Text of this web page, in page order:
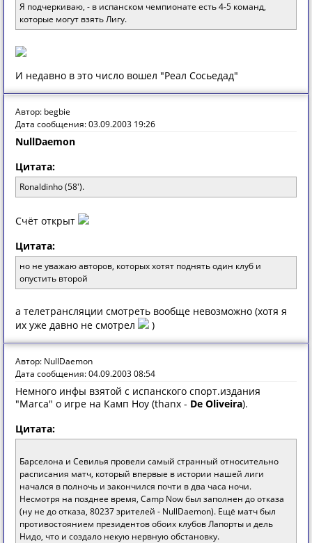
Я подчеркиваю, - в испанском чемпионате есть 4-5 команд,
которые могут взять Лигу.
И недавно в это число вошел "Реал Сосьедад"
Автор: begbie
Дата сообщения: 03.09.2003 19:26
NullDaemon
Цитата:
Ronaldinho (58').
Счёт открыт
Цитата:
но не уважаю авторов, которых хотят поднять один клуб и
опустить второй
а телетрансляции смотреть вообще невозможно (хотя я
их уже давно не смотрел
)
Автор: NullDaemon
Дата сообщения: 04.09.2003 08:54
Немного инфы взятой с испанского спорт.издания
"Marca" о игре на Камп Ноу (thanx - De Oliveira).
Цитата:
Барселона и Севилья провели самый странный относительно
расписания матч, который впервые в истории нашей лиги
начался в полночь и закончился почти в два часа ночи.
Несмотря на позднее время, Camp Now был заполнен до отказа
(ну не до отказа, 80237 зрителей - NullDaemon). Ещё матч был
противостоянием президентов обоих клубов Лапорты и дель
Нидо, что и создало некую нервную обстановку.